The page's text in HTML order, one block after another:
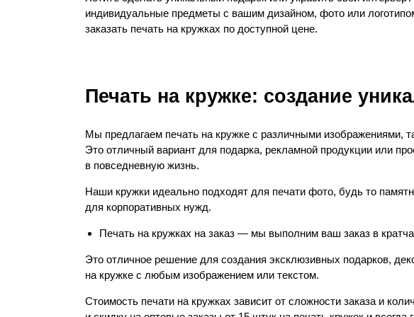
индивидуальные предметы с вашим дизайном, фото или
заказать печать на кружках по доступной цене.
Печать на кружке: создание
Мы предлагаем печать на кружке с различными изображениями,
Это отличный вариант для подарка, рекламной продукции или
в повседневную жизнь.
Наши кружки идеально подходят для печати фото, будь то
для корпоративных нужд.
Печать на кружках на заказ — мы выполним ваш заказ в
Это отличное решение для создания эксклюзивных подарков,
на кружке с любым изображением или текстом.
Стоимость печати на кружках зависит от сложности заказа и